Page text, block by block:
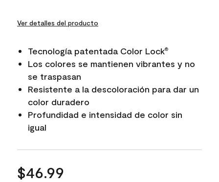
Ver detalles del producto
Tecnología patentada Color Lock®
Los colores se mantienen vibrantes y no
se traspasan
Resistente a la descoloración para dar un
color duradero
Profundidad e intensidad de color sin
igual
$46.99